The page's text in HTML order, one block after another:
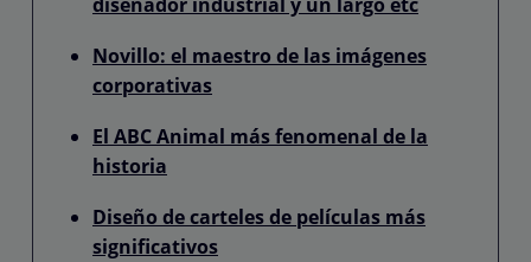
Novillo: el maestro de las imágenes
corporativas
El ABC Animal más fenomenal de la
historia
Diseño de carteles de películas más
significativos